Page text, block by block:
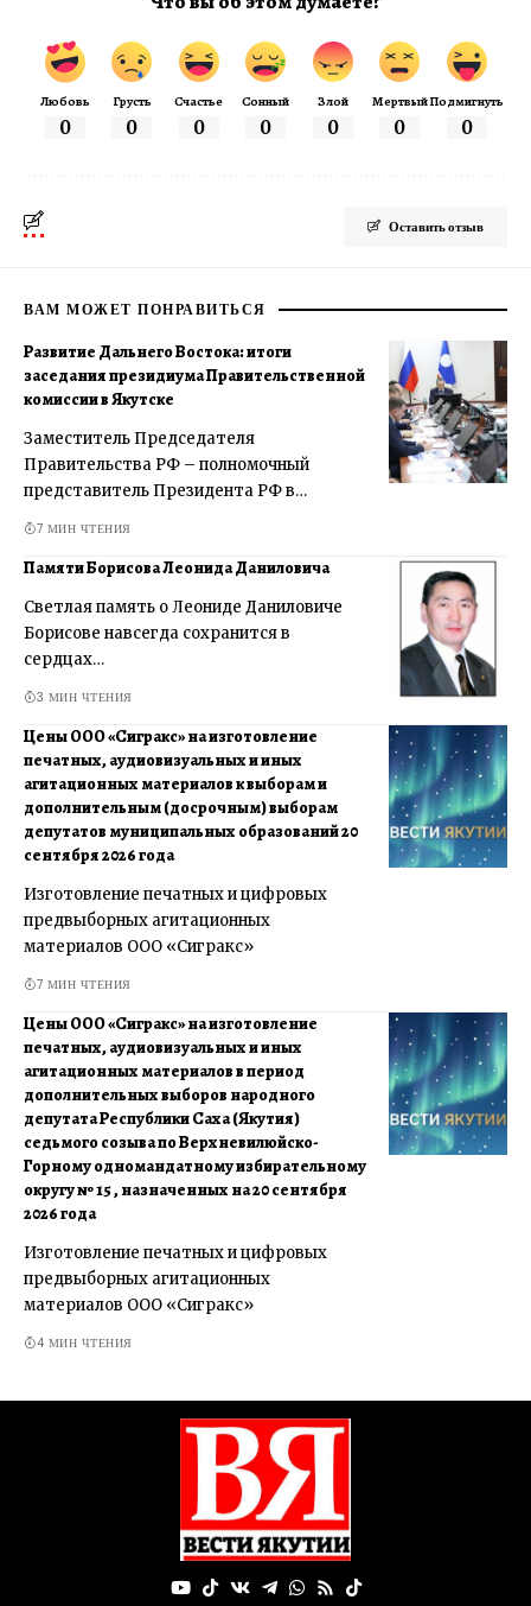
Любовь
0
Грусть
0
Счастье
0
Сонный
0
Злой
0
Мертвый
0
Подмигнуть
0
Оставить отзыв
ВАМ МОЖЕТ ПОНРАВИТЬСЯ
Развитие Дальнего Востока: итоги
заседания президиума Правительственной
комиссии в Якутске
Заместитель Председателя
Правительства РФ – полномочный
представитель Президента РФ в…
7 МИН ЧТЕНИЯ
Памяти Борисова Леонида Даниловича
Светлая память о Леониде Даниловиче
Борисове навсегда сохранится в
сердцах…
3 МИН ЧТЕНИЯ
Цены ООО «Сигракс» на изготовление
печатных, аудиовизуальных и иных
агитационных материалов к выборам и
дополнительным (досрочным) выборам
депутатов муниципальных образований 20
сентября 2026 года
Изготовление печатных и цифровых
предвыборных агитационных
материалов ООО «Сигракс»
7 МИН ЧТЕНИЯ
Цены ООО «Сигракс» на изготовление
печатных, аудиовизуальных и иных
агитационных материалов в период
дополнительных выборов народного
депутата Республики Саха (Якутия)
седьмого созыва по Верхневилюйско-
Горному одномандатному избирательному
округу № 15 , назначенных на 20 сентября
2026 года
Изготовление печатных и цифровых
предвыборных агитационных
материалов ООО «Сигракс»
4 МИН ЧТЕНИЯ